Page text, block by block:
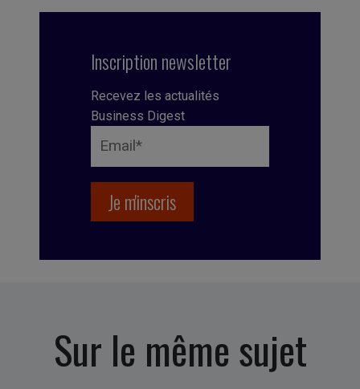
Inscription newsletter
Recevez les actualités
Business Digest
Sur le même sujet